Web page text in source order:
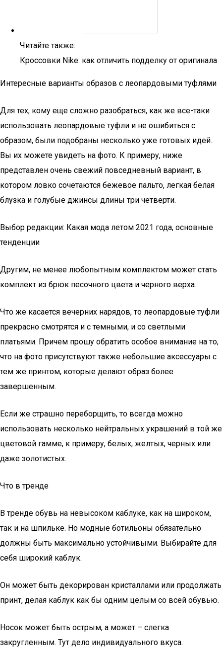
Читайте также:
Кроссовки Nike: как отличить подделку от оригинала
Интересные варианты образов с леопардовыми туфлями
Для тех, кому еще сложно разобраться, как же все-таки
использовать леопардовые туфли и не ошибиться с
образом, были подобраны несколько уже готовых идей.
Вы их можете увидеть на фото. К примеру, ниже
представлен очень свежий повседневный вариант, в
котором ловко сочетаются бежевое пальто, легкая белая
блузка и голубые джинсы длины три четверти.
Выбор редакции: Какая мода летом 2021 года, основные
тенденции
Другим, не менее любопытным комплектом может стать
комплект из брюк песочного цвета и черного верха.
Что же касается вечерних нарядов, то леопардовые туфли
прекрасно смотрятся и с темными, и со светлыми
платьями. Причем прошу обратить особое внимание на то,
что на фото присутствуют также небольшие аксессуары с
тем же принтом, которые делают образ более
завершенным.
Если же страшно переборщить, то всегда можно
использовать несколько нейтральных украшений в той же
цветовой гамме, к примеру, белых, желтых, черных или
даже золотистых.
Что в тренде
В тренде обувь на невысоком каблуке, как на широком,
так и на шпильке. Но модные ботильоны обязательно
должны быть максимально устойчивыми. Выбирайте для
себя широкий каблук.
Он может быть декорирован кристаллами или продолжать
принт, делая каблук как бы одним целым со всей обувью.
Носок может быть острым, а может – слегка
закругленным. Тут дело индивидуального вкуса.